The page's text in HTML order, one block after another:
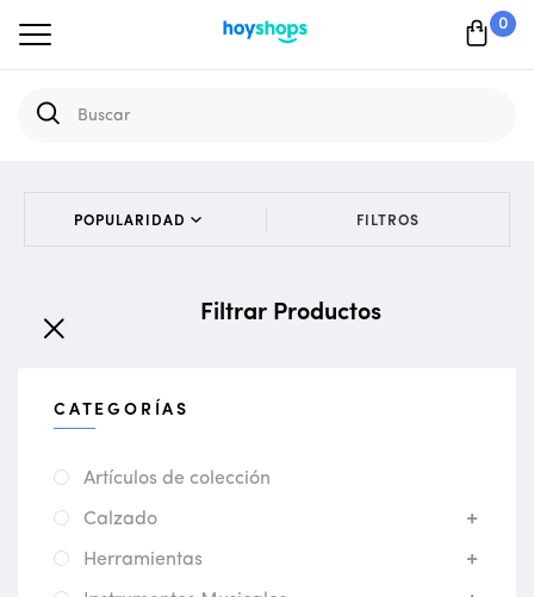
0
FILTROS
Filtrar Productos
CATEGORÍAS
Artículos de colección
Calzado
Herramientas